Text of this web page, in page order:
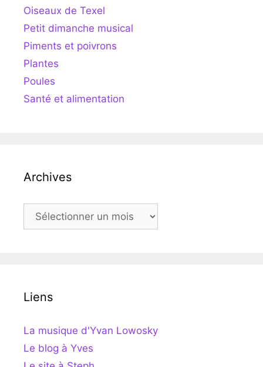
Oiseaux de Texel
Petit dimanche musical
Piments et poivrons
Plantes
Poules
Santé et alimentation
Archives
Archives
Liens
La musique d'Yvan Lowosky
Le blog à Yves